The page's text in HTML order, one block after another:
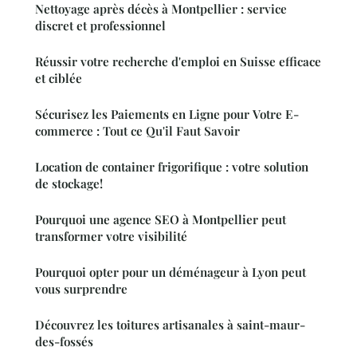
Nettoyage après décès à Montpellier : service
discret et professionnel
Réussir votre recherche d'emploi en Suisse efficace
et ciblée
Sécurisez les Paiements en Ligne pour Votre E-
commerce : Tout ce Qu'il Faut Savoir
Location de container frigorifique : votre solution
de stockage!
Pourquoi une agence SEO à Montpellier peut
transformer votre visibilité
Pourquoi opter pour un déménageur à Lyon peut
vous surprendre
Découvrez les toitures artisanales à saint-maur-
des-fossés